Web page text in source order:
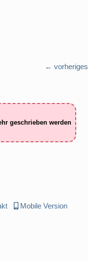
← vorheriges
geschrieben werden
Mobile Version